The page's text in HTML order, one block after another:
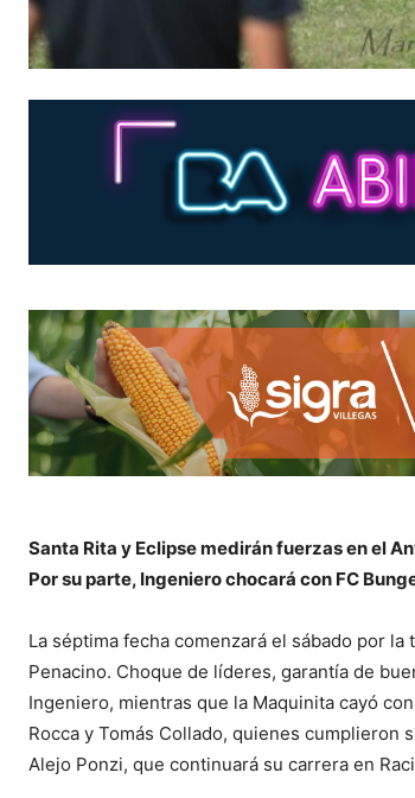
Santa Rita y Eclipse medirán fuerzas en el
Por su parte, Ingeniero chocará con FC
La séptima fecha comenzará el sábado por
Penacino. Choque de líderes, garantía de
Ingeniero, mientras que la Maquinita cayó
Rocca y Tomás Collado, quienes
Alejo Ponzi, que continuará su carrera en